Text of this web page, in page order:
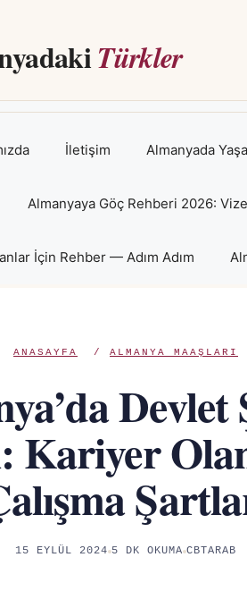
Türkler
İletişim Almanyada
Almanyaya Göç Rehberi 2026:
İçin Rehber — Adım Adım
ANASAYFA / ALMANYA MAAŞLARI
Devlet
Kariyer
15 EYLÜL 2024 5 DK OKUMA CBTARAB